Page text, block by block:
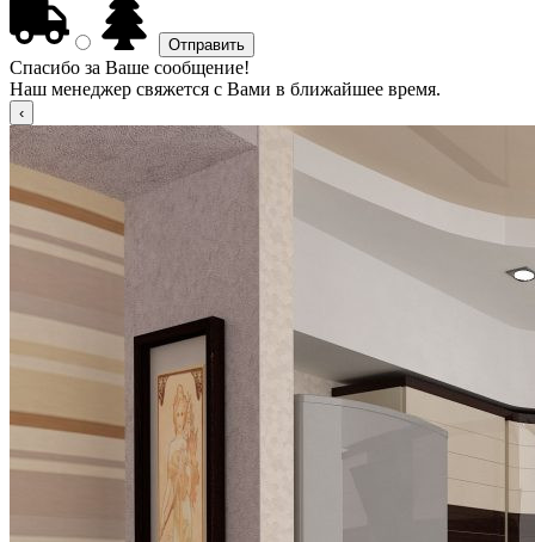
Спасибо за Ваше сообщение!
Наш менеджер свяжется с Вами в ближайшее время.